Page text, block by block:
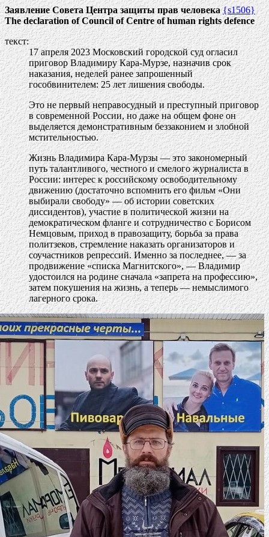
Заявление Совета Центра защиты прав человека {s1506}
The declaration of Council of Centre of human rights defence
текст:
17 апреля 2023 Московский городской суд огласил
приговор Владимиру Кара-Мурзе, назначив срок
наказания, неделей ранее запрошенный
гособвинителем: 25 лет лишения свободы.
Это не первый неправосудный и преступный приговор
в современной России, но даже на общем фоне он
выделяется демонстративным беззаконием и злобной
мстительностью.
Жизнь Владимира Кара-Мурзы — это закономерный
путь талантливого, честного и смелого журналиста в
России: интерес к российскому освободительному
движению (достаточно вспомнить его фильм «Они
выбирали свободу» — об истории советских
диссидентов), участие в политической жизни на
демократическом фланге и сотрудничество с Борисом
Немцовым, приход в правозащиту, борьба за права
политзеков, стремление наказать организаторов и
соучастников репрессий. Именно за последнее, — за
продвижение «списка Магнитского», — Владимир
удостоился на родине сначала «запрета на профессию»,
затем покушения на жизнь, а теперь — немыслимого
лагерного срока.